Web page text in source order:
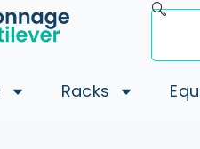
Racks